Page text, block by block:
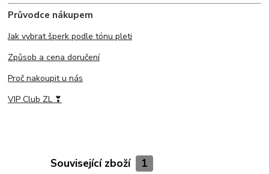
Průvodce nákupem
Jak vybrat šperk podle tónu pleti
Způsob a cena doručení
Proč nakoupit u nás
VIP Club ZL ❣
Související zboží 1